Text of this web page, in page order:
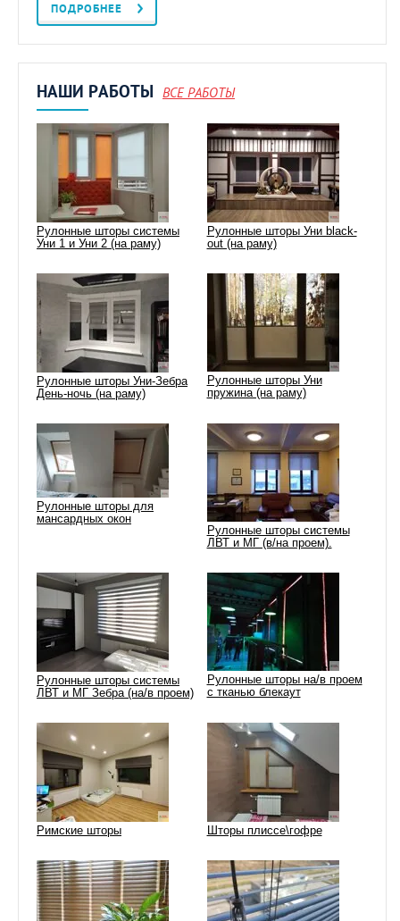
ПОДРОБНЕЕ
НАШИ РАБОТЫ ВСЕ РАБОТЫ
Рулонные шторы системы
Уни 1 и Уни 2 (на раму)
Рулонные шторы Уни black-
out (на раму)
Рулонные шторы Уни-Зебра
День-ночь (на раму)
Рулонные шторы Уни
пружина (на раму)
Рулонные шторы для
мансардных окон
Рулонные шторы системы
ЛВТ и МГ (в/на проем).
Рулонные шторы системы
ЛВТ и МГ Зебра (на/в проем)
Рулонные шторы на/в проем
с тканью блекаут
Римские шторы Шторы плиссе\гофре